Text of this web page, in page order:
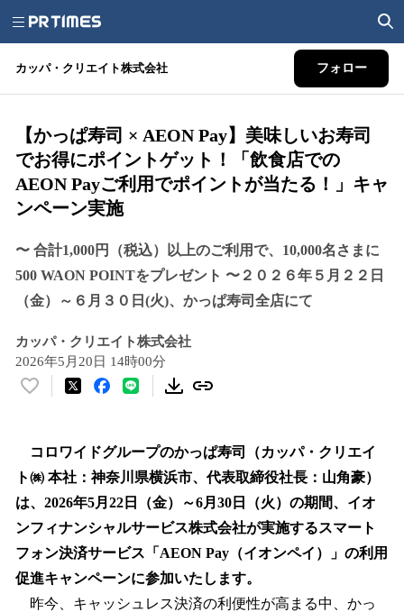
カッパ・クリエイト株式会社 フォロー
【かっぱ寿司 × AEON Pay】美味しいお寿司
でお得にポイントゲット！「飲食店での
AEON Payご利用でポイントが当たる！」キャ
ンペーン実施
〜 合計1,000円（税込）以上のご利用で、10,000名さまに
500 WAON POINTをプレゼント 〜２０２６年５月２２日
（金）～６月３０日(火)、かっぱ寿司全店にて
カッパ・クリエイト株式会社
2026年5月20日 14時00分
い
！
数
を
読
み
込
み
中
で
コロワイドグループのかっぱ寿司（カッパ・クリエイ
ト㈱ 本社：神奈川県横浜市、代表取締役社長：山角豪）
は、2026年5月22日（金）～6月30日（火）の期間、イオ
ンフィナンシャルサービス株式会社が実施するスマート
フォン決済サービス「AEON Pay（イオンペイ）」の利用
促進キャンペーンに参加いたします。
昨今、キャッシュレス決済の利便性が高まる中、かっ